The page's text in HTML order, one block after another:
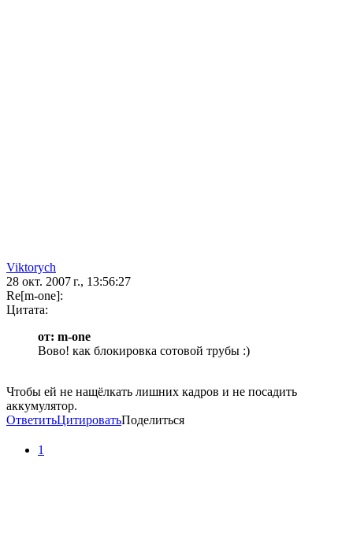
Viktorych
28 окт. 2007 г., 13:56:27
Re[m-one]:
Цитата:
от: m-one
Вово! как блокировка сотовой трубы :)
Чтобы ей не нащёлкать лишних кадров и не посадить
аккумулятор.
ОтветитьЦитироватьПоделиться
1